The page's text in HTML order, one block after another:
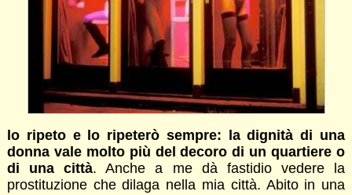
lo ripeto e lo ripeterò sempre: la dignità di una
donna vale molto più del decoro di un quartiere o
di una città. Anche a me dà fastidio vedere la
prostituzione che dilaga nella mia città. Abito in una